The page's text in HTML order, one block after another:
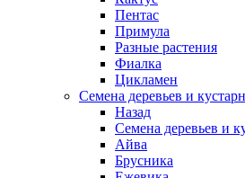
Пентас
Примула
Разные растения
Фиалка
Цикламен
Семена деревьев и
Назад
Семена деревьев и
Айва
Брусника